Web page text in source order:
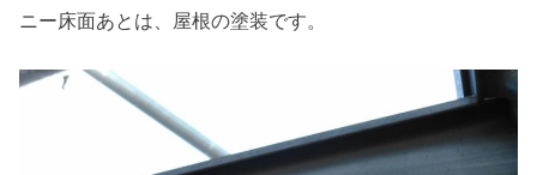
ニー床面あとは、屋根の塗装です。